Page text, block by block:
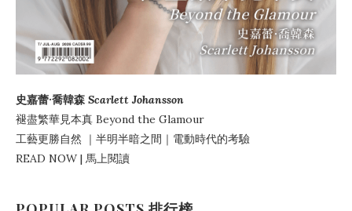
史嘉蕾·喬韓森 Scarlett Johansson
褪盡繁華見本真 Beyond the Glamour
工藝更勝自然 ｜ 半明半暗之間 ｜電動時代的考驗
READ NOW | 馬上閱讀